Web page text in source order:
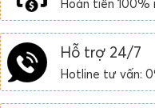
Hoàn tiền
Hỗ trợ 24/7
Hotline tư vấn: